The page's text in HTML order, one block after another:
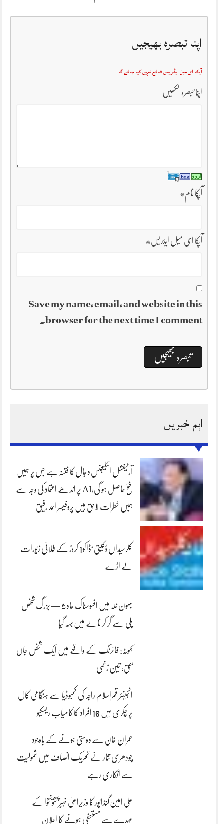
اپنا تبصرہ بھیجیں
آپکا ای میل ایڈریس شائع نہیں کیا جائے گا
اپنا تبصرہ لکھیں
آپکا نام*
آپکا ای میل ایڈریس*
Save my name, email, and website in this
browser for the next time I comment.
اہم خبریں
آرٹیفشل انٹلیجنس دجال کا فتنہ ہے جس پر ہمیں
فتح حاصل ہو گی،AI پر اندھے اعتماد کی وجہ سے
ہمیں خطرات لاحق ہیں پروفیسر احمد رفیق
کلرسیداں ڈکیتی‘ڈاکو1 کروڑ کے طلائی زیورات
لے اڑے
بھون نلہ میں افسوسناک حادثہ — بزرگ شخص
پلی سے گر کر نالے میں بہہ گیا
کہوٹہ: فائرنگ کے واقعے میں ایک شخص جاں
بحق، تین زخمی
انجینئر قمراسلام راجہ کی کمبوڈیا سے ہنگامی کال
پر چکری میں 16 افراد کا کامیاب ریسکیو
عمران خان سے دوستی ہونے کے باوجود
چودھری نثار نے تحریک انصاف میں شمولیت
سے انکاری رہے
علی امین گنڈاپور کا وزیراعلیٰ خیبرپختونخوا کے
عہدے سے مستعفی ہونے کا اعلان